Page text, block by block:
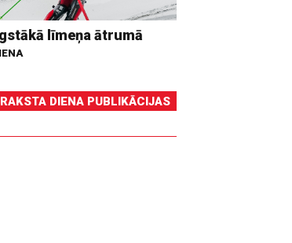
līmeņa ātrumā
DIENA PUBLIKĀCIJAS